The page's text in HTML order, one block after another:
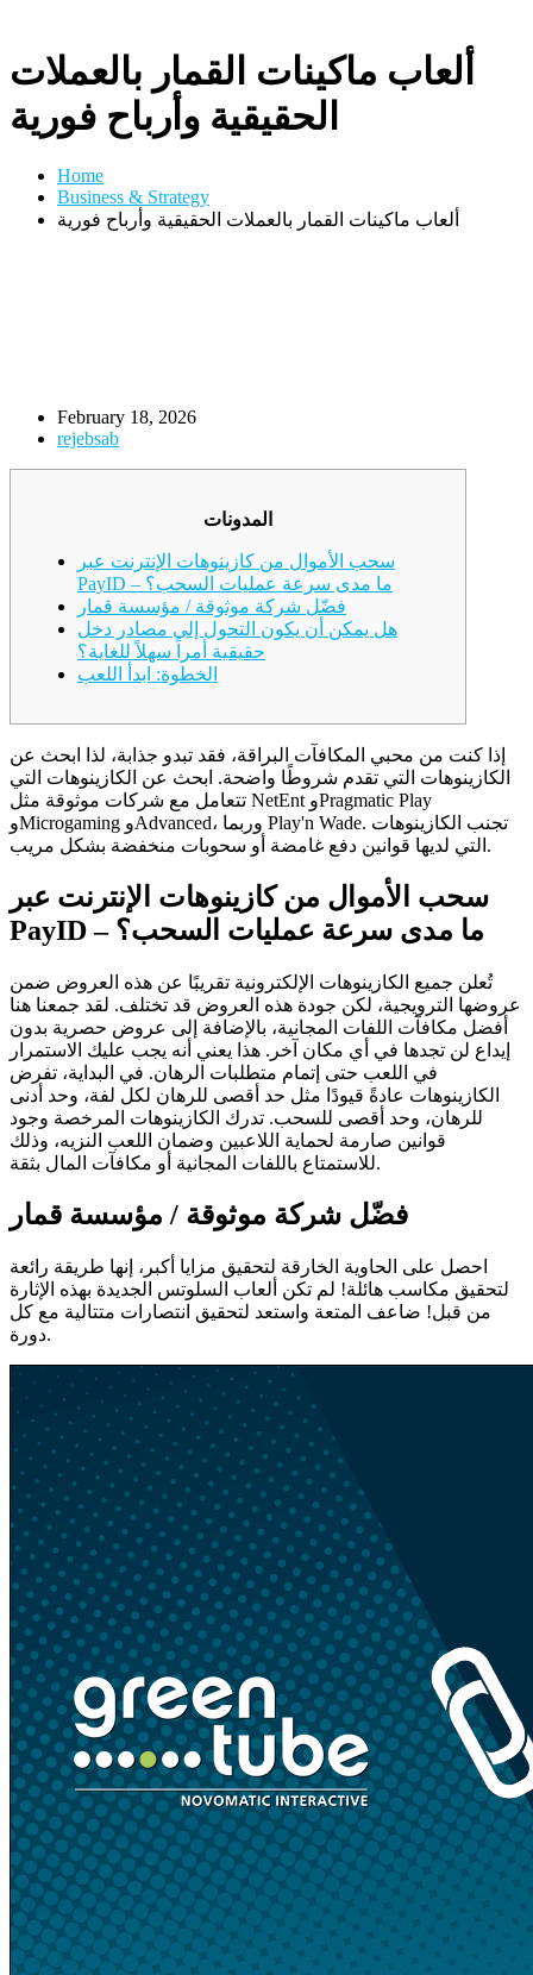
ألعاب ماكينات القمار بالعملات
الحقيقية وأرباح فورية
Home
Business & Strategy
ألعاب ماكينات القمار بالعملات الحقيقية وأرباح فورية
February 18, 2026
rejebsab
المدونات
سحب الأموال من كازينوهات الإنترنت عبر
PayID – ما مدى سرعة عمليات السحب؟
فضّل شركة موثوقة / مؤسسة قمار
هل يمكن أن يكون التحول إلى مصادر دخل
حقيقية أمراً سهلاً للغاية؟
الخطوة: ابدأ اللعب
إذا كنت من محبي المكافآت البراقة، فقد تبدو جذابة، لذا ابحث عن
الكازينوهات التي تقدم شروطًا واضحة. ابحث عن الكازينوهات التي
تتعامل مع شركات موثوقة مثل NetEnt وPragmatic Play
وMicrogaming وAdvanced، وربما Play'n Wade. تجنب الكازينوهات
التي لديها قوانين دفع غامضة أو سحوبات منخفضة بشكل مريب.
سحب الأموال من كازينوهات الإنترنت عبر
PayID – ما مدى سرعة عمليات السحب؟
تُعلن جميع الكازينوهات الإلكترونية تقريبًا عن هذه العروض ضمن
عروضها الترويجية، لكن جودة هذه العروض قد تختلف. لقد جمعنا هنا
أفضل مكافآت اللفات المجانية، بالإضافة إلى عروض حصرية بدون
إيداع لن تجدها في أي مكان آخر. هذا يعني أنه يجب عليك الاستمرار
في اللعب حتى إتمام متطلبات الرهان. في البداية، تفرض
الكازينوهات عادةً قيودًا مثل حد أقصى للرهان لكل لفة، وحد أدنى
للرهان، وحد أقصى للسحب. تدرك الكازينوهات المرخصة وجود
قوانين صارمة لحماية اللاعبين وضمان اللعب النزيه، وذلك
للاستمتاع باللفات المجانية أو مكافآت المال بثقة.
فضّل شركة موثوقة / مؤسسة قمار
احصل على الحاوية الخارقة لتحقيق مزايا أكبر، إنها طريقة رائعة
لتحقيق مكاسب هائلة! لم تكن ألعاب السلوتس الجديدة بهذه الإثارة
من قبل! ضاعف المتعة واستعد لتحقيق انتصارات متتالية مع كل
دورة.